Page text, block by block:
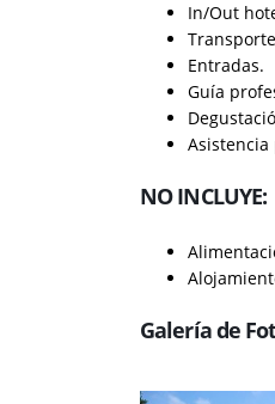
In/Out
Entradas.
Guía
NO INCLUYE:
Galería de